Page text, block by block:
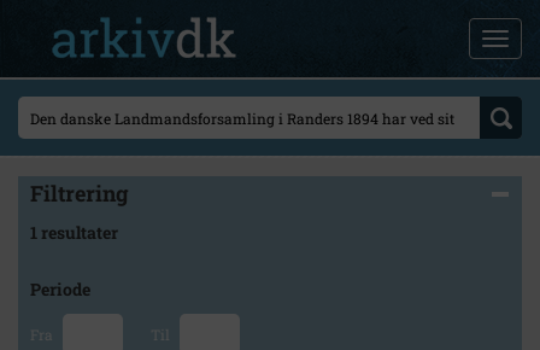
Filtrering
1 resultater
Periode
Fra Til